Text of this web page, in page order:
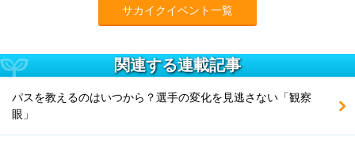
サカイクイベント一覧
関連する連載記事
パスを教えるのはいつから？選手の変化を見逃さない「観察
眼」